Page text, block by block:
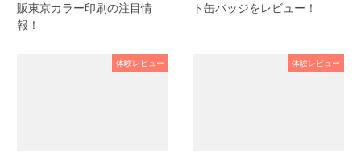
販東京カラー印刷の注目情
報！
ト缶バッジをレビュー！
体験レビュー 体験レビュー